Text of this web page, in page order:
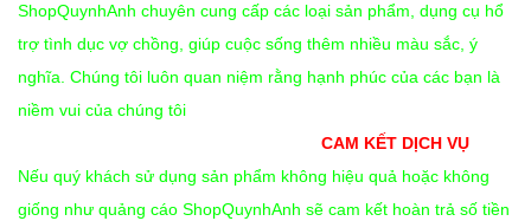
ShopQuynhAnh chuyên cung cấp các loại sản phẩm, dụng cụ hổ
trợ tình dục vợ chồng, giúp cuộc sống thêm nhiều màu sắc, ý
nghĩa. Chúng tôi luôn quan niệm rằng hạnh phúc của các bạn là
niềm vui của chúng tôi
CAM KẾT DỊCH VỤ
Nếu quý khách sử dụng sản phẩm không hiệu quả hoặc không
giống như quảng cáo ShopQuynhAnh sẽ cam kết hoàn trả số tiền